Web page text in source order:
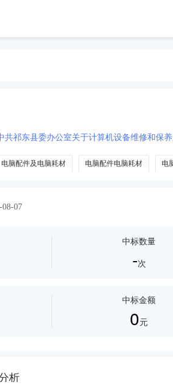
共祁东县委办公室关于计算机设备维修和保
电脑配件及电脑耗材 电脑配件电脑耗材 电
08-07
中标数量
-次
中标金额
0元
析